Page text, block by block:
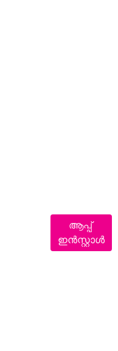
ആപ്പ്
ഇൻസ്റ്റാൾ